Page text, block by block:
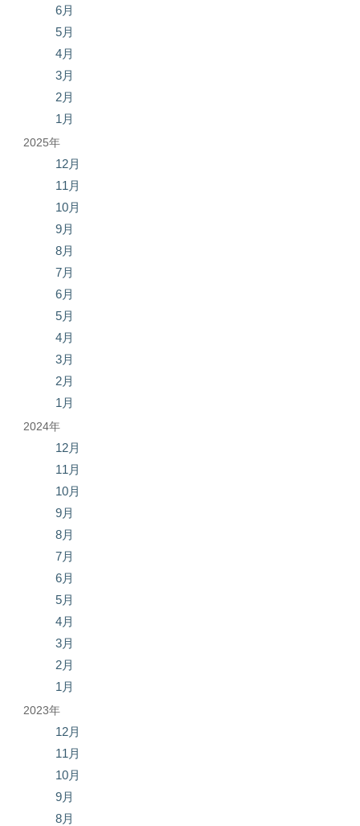
6月
5月
4月
3月
2月
1月
2025年
12月
11月
10月
9月
8月
7月
6月
5月
4月
3月
2月
1月
2024年
12月
11月
10月
9月
8月
7月
6月
5月
4月
3月
2月
1月
2023年
12月
11月
10月
9月
8月